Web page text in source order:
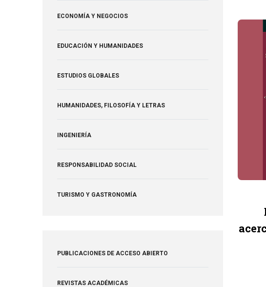
ECONOMÍA Y NEGOCIOS
EDUCACIÓN Y HUMANIDADES
ESTUDIOS GLOBALES
HUMANIDADES, FILOSOFÍA Y LETRAS
INGENIERÍA
RESPONSABILIDAD SOCIAL
TURISMO Y GASTRONOMÍA
PUBLICACIONES DE ACCESO ABIERTO
REVISTAS ACADÉMICAS